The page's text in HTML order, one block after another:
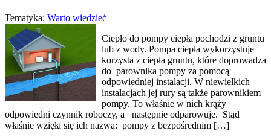
Tematyka: Warto wiedzieć
Ciepło do pompy ciepła pochodzi z gruntu
lub z wody. Pompa ciepła wykorzystuje
korzysta z ciepła gruntu, które doprowadza
do parownika pompy za pomocą
odpowiedniej instalacji. W niewielkich
instalacjach jej rury są także parownikiem
pompy. To właśnie w nich krąży
odpowiedni czynnik roboczy, a następnie odparowuje. Stąd
właśnie wzięła się ich nazwa: pompy z bezpośrednim […]